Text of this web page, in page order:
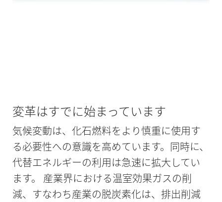
変革はすでに始まっています
気候変動は、化石燃料をより慎重に使用す
る必要性への意識を高めています。同時に、
代替エネルギーの利用は急速に拡大してい
ます。 産業界における温室効果ガスの削
減、すなわち産業の脱炭素化は、排出削減